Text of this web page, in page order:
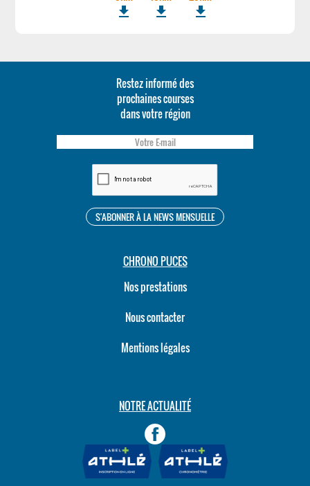
file_download file_download file_download
Restez informé des
prochaines courses
dans votre région
CHRONO PUCES
Nos prestations
Nous contacter
Mentions légales
NOTRE ACTUALITÉ